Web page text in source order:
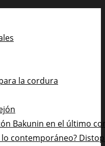
la cordura
Bakunin en el último
contemporáneo?